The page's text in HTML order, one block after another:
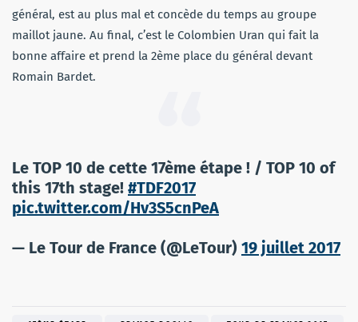
général, est au plus mal et concède du temps au groupe
maillot jaune. Au final, c’est le Colombien Uran qui fait la
bonne affaire et prend la 2ème place du général devant
Romain Bardet.
Le TOP 10 de cette 17ème étape ! / TOP 10 of
this 17th stage! #TDF2017
pic.twitter.com/Hv3S5cnPeA
— Le Tour de France (@LeTour) 19 juillet 2017